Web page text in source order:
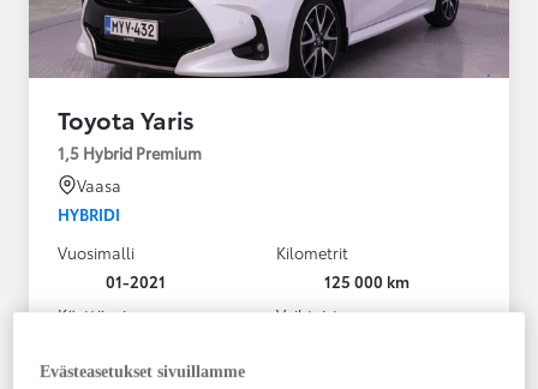
Toyota Yaris
1,5 Hybrid Premium
Vaasa
HYBRIDI
Vuosimalli
01-2021
Kilometrit
125 000 km
Käyttövoima
Vaihteisto
Näytä lisää
Evästeasetukset sivuillamme